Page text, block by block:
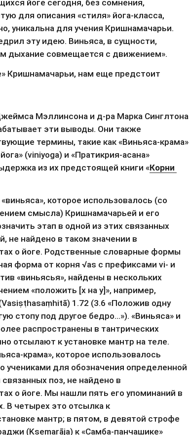
йоге сегодня, без сомнения,
для описания «стиля» йога-класса,
уникальна для учения Кришнамачарьи.
эту идею. Виньяса, в сущности,
дыхание совмещается с движением».
Кришнамачарьи, нам еще предстоит
Мэллинсона и д-ра Марка Синглтона
эти выводы. Они также
термины, такие как «Виньяса-крама»
(viniyoga) и «Пратикрия-асана»
из их предстоящей книги «Корни
которое использовалось (со
смысла) Кришнамачарьей и его
этап в одной из этих связанных
не найдено в таком значении в
о йоге. Родственные словарные формы
форма от корня √as с префиксами vi- и
«виньясья», найдены в нескольких
«положить [x на y]», например,
1.72 (3.6 «Положив одну
стопу под другое бедро…»). «Виньяса» и
распространены в тантрических
отсылают к установке мантр на теле.
крама», которое использовалось
учениками для обозначения определенной
поз, не найдено в
о йоге. Мы нашли пять его упоминаний в
В четырех это отсылка к
мантр; в пятом, в девятой строфе
(Kṣemarāja) к «Самба-панчашике»